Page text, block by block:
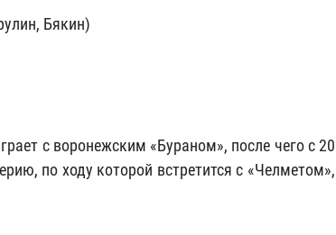
Бякин)
с воронежским «Бураном», после чего с 20
по ходу которой встретится с «Челметом»,